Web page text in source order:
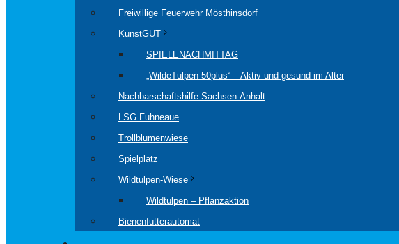
Freiwillige Feuerwehr Mösthinsdorf
KunstGUT
SPIELENACHMITTAG
„WildeTulpen 50plus“ – Aktiv und gesund im Alter
Nachbarschaftshilfe Sachsen-Anhalt
LSG Fuhneaue
Trollblumenwiese
Spielplatz
Wildtulpen-Wiese
Wildtulpen – Pflanzaktion
Bienenfutterautomat